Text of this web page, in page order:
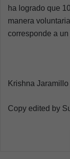
ha logrado que
manera
corresponde a
Krishna Jaramillo
Copy edited by